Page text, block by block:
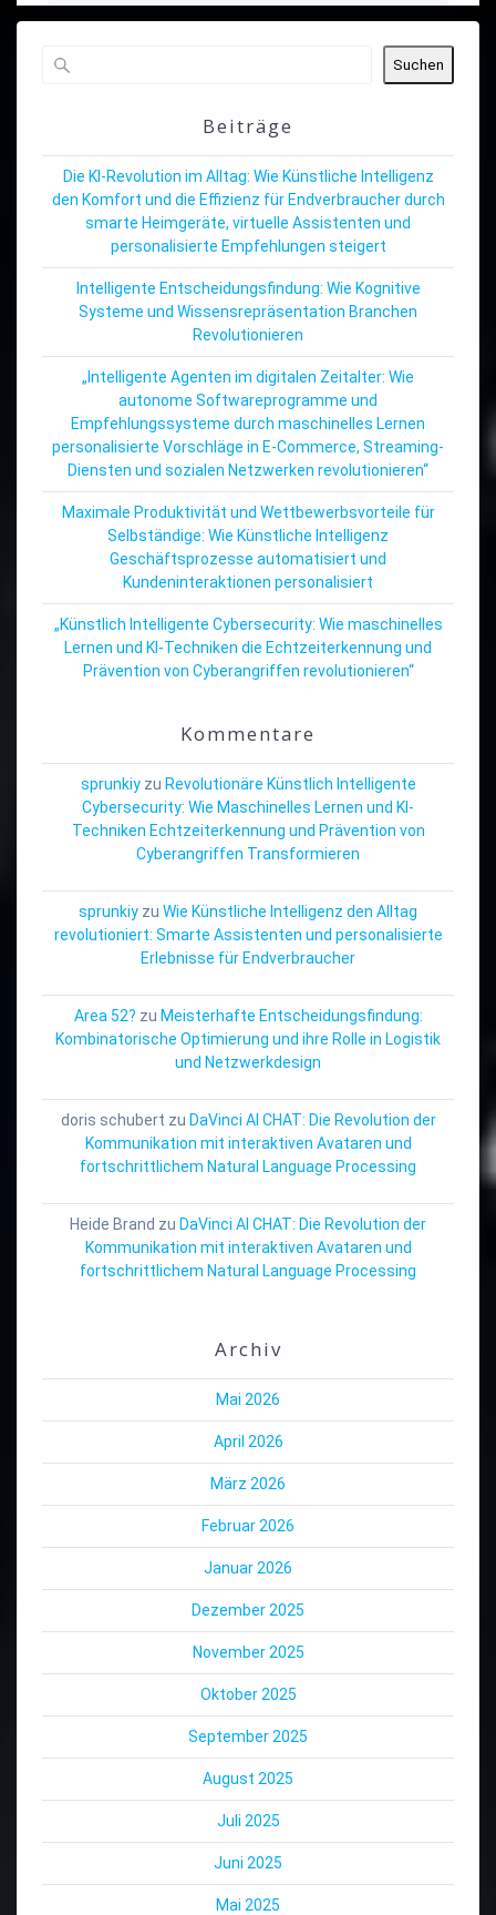
Suchen
Beiträge
Die KI-Revolution im Alltag: Wie Künstliche Intelligenz
den Komfort und die Effizienz für Endverbraucher durch
smarte Heimgeräte, virtuelle Assistenten und
personalisierte Empfehlungen steigert
Intelligente Entscheidungsfindung: Wie Kognitive
Systeme und Wissensrepräsentation Branchen
Revolutionieren
„Intelligente Agenten im digitalen Zeitalter: Wie
autonome Softwareprogramme und
Empfehlungssysteme durch maschinelles Lernen
personalisierte Vorschläge in E-Commerce, Streaming-
Diensten und sozialen Netzwerken revolutionieren“
Maximale Produktivität und Wettbewerbsvorteile für
Selbständige: Wie Künstliche Intelligenz
Geschäftsprozesse automatisiert und
Kundeninteraktionen personalisiert
„Künstlich Intelligente Cybersecurity: Wie maschinelles
Lernen und KI-Techniken die Echtzeiterkennung und
Prävention von Cyberangriffen revolutionieren“
Kommentare
sprunkiyzu Revolutionäre Künstlich Intelligente
Cybersecurity: Wie Maschinelles Lernen und KI-
Techniken Echtzeiterkennung und Prävention von
Cyberangriffen Transformieren
sprunkiy zu Wie Künstliche Intelligenz den Alltag
revolutioniert: Smarte Assistenten und personalisierte
Erlebnisse für Endverbraucher
Area 52? zu Meisterhafte Entscheidungsfindung:
Kombinatorische Optimierung und ihre Rolle in Logistik
und Netzwerkdesign
doris schubert zu DaVinci AI CHAT: Die Revolution der
Kommunikation mit interaktiven Avataren und
fortschrittlichem Natural Language Processing
Heide Brand zu DaVinci AI CHAT: Die Revolution der
Kommunikation mit interaktiven Avataren und
fortschrittlichem Natural Language Processing
Archiv
Mai 2026
April 2026
März 2026
Februar 2026
Januar 2026
Dezember 2025
November 2025
Oktober 2025
September 2025
August 2025
Juli 2025
Juni 2025
Mai 2025